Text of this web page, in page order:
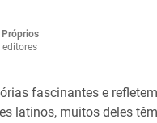
Próprios
editores
fascinantes e
latinos, muitos deles